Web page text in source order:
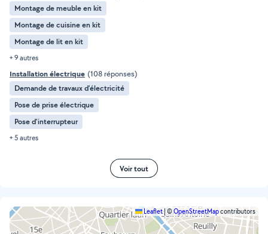
Montage de meuble en kit
Montage de cuisine en kit
Montage de lit en kit
+ 9 autres
Installation électrique (108 réponses)
Demande de travaux d’électricité
Pose de prise électrique
Pose d'interrupteur
+ 5 autres
Voir tout
Leaflet|©OpenStreetMapcontributors